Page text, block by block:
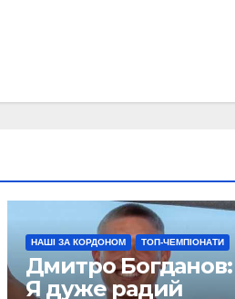
НАШІ ЗА КОРДОНОМ ТОП-ЧЕМПІОНАТИ
Дмитро Богданов:
Я дуже радий